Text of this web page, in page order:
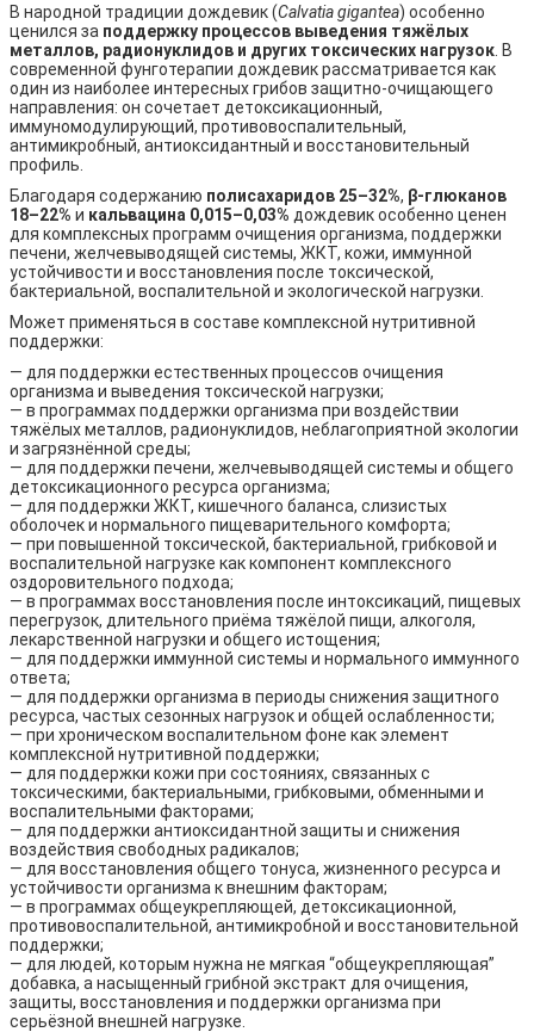
В народной традиции дождевик (Calvatia gigantea) особенно
ценился за поддержку процессов выведения тяжёлых
металлов, радионуклидов и других токсических нагрузок . В
современной фунготерапии дождевик рассматривается как
один из наиболее интересных грибов защитно-очищающего
направления: он сочетает детоксикационный,
иммуномодулирующий, противовоспалительный,
антимикробный, антиоксидантный и восстановительный
профиль.
Благодаря содержанию полисахаридов 25–32%, β-глюканов
18–22% и кальвацина 0,015–0,03% дождевик особенно ценен
для комплексных программ очищения организма, поддержки
печени, желчевыводящей системы, ЖКТ, кожи, иммунной
устойчивости и восстановления после токсической,
бактериальной, воспалительной и экологической нагрузки.
Может применяться в составе комплексной нутритивной
поддержки:
— для поддержки естественных процессов очищения
организма и выведения токсической нагрузки;
— в программах поддержки организма при воздействии
тяжёлых металлов, радионуклидов, неблагоприятной экологии
и загрязнённой среды;
— для поддержки печени, желчевыводящей системы и общего
детоксикационного ресурса организма;
— для поддержки ЖКТ, кишечного баланса, слизистых
оболочек и нормального пищеварительного комфорта;
— при повышенной токсической, бактериальной, грибковой и
воспалительной нагрузке как компонент комплексного
оздоровительного подхода;
— в программах восстановления после интоксикаций, пищевых
перегрузок, длительного приёма тяжёлой пищи, алкоголя,
лекарственной нагрузки и общего истощения;
— для поддержки иммунной системы и нормального иммунного
ответа;
— для поддержки организма в периоды снижения защитного
ресурса, частых сезонных нагрузок и общей ослабленности;
— при хроническом воспалительном фоне как элемент
комплексной нутритивной поддержки;
— для поддержки кожи при состояниях, связанных с
токсическими, бактериальными, грибковыми, обменными и
воспалительными факторами;
— для поддержки антиоксидантной защиты и снижения
воздействия свободных радикалов;
— для восстановления общего тонуса, жизненного ресурса и
устойчивости организма к внешним факторам;
— в программах общеукрепляющей, детоксикационной,
противовоспалительной, антимикробной и восстановительной
поддержки;
— для людей, которым нужна не мягкая “общеукрепляющая”
добавка, а насыщенный грибной экстракт для очищения,
защиты, восстановления и поддержки организма при
серьёзной внешней нагрузке.